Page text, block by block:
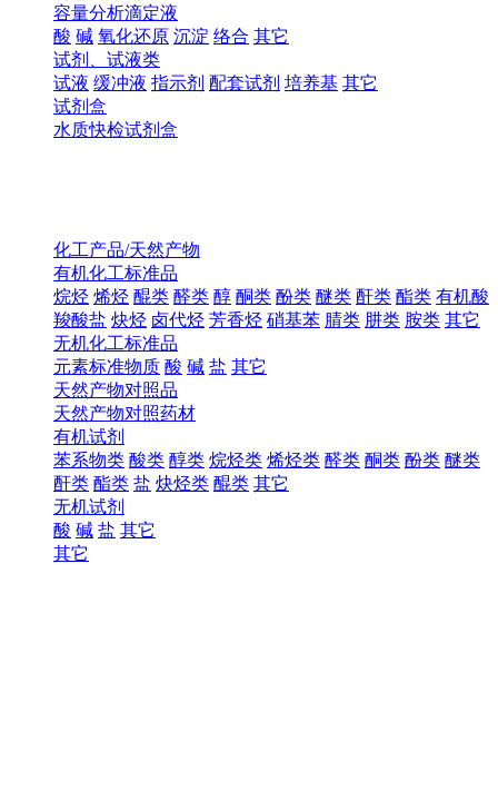
容量分析滴定液
酸 碱 氧化还原 沉淀 络合 其它
试剂、试液类
试液 缓冲液 指示剂 配套试剂 培养基 其它
试剂盒
水质快检试剂盒
化工产品/天然产物
有机化工标准品
烷烃 烯烃 醌类 醛类 醇 酮类 酚类 醚类 酐类 酯类 有机酸
羧酸盐 炔烃 卤代烃 芳香烃 硝基苯 腈类 肼类 胺类 其它
无机化工标准品
元素标准物质 酸 碱 盐 其它
天然产物对照品
天然产物对照药材
有机试剂
苯系物类 酸类 醇类 烷烃类 烯烃类 醛类 酮类 酚类 醚类
酐类 酯类 盐 炔烃类 醌类 其它
无机试剂
酸 碱 盐 其它
其它